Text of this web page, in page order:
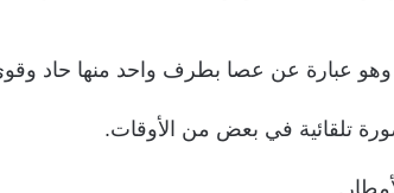
عبارة عن عصا بطرف واحد منها حاد
تلقائية في بعض من الأوقات.